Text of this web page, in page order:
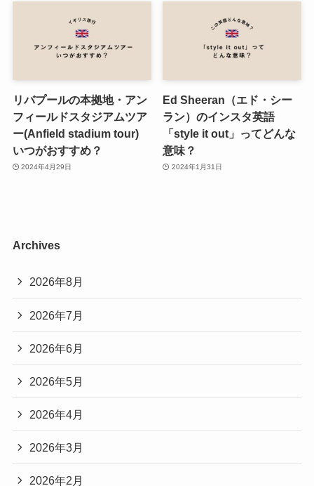
リバプールの本拠地・アン
フィールドスタジアムツア
ー(Anfield stadium tour)
いつがおすすめ？
2024年4月29日
Ed Sheeran（エド・シー
ラン）のインスタ英語
「style it out」ってどんな
意味？
2024年1月31日
Archives
2026年8月
2026年7月
2026年6月
2026年5月
2026年4月
2026年3月
2026年2月